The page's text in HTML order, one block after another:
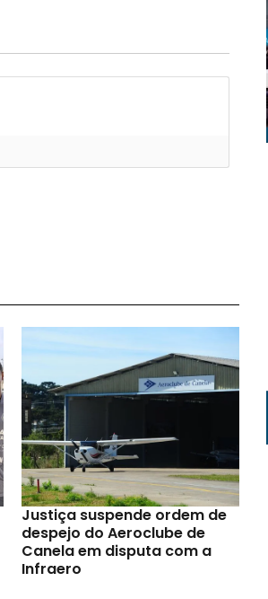
Justiça suspende ordem de
despejo do Aeroclube de
Canela em disputa com a
Infraero